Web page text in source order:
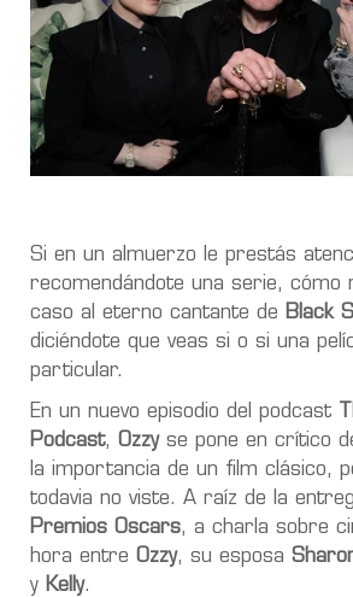
Si en un almuerzo le prestás
recomendándote una serie, cómo
caso al eterno cantante de Black
diciéndote que veas si o si una
particular.
En un nuevo episodio del podcast
Podcast, Ozzyse pone en crítico
la importancia de un film clásico,
todavia no viste. A raíz de la
Premios Oscars, a charla sobre
hora entre Ozzy, su esposa
y Kelly.